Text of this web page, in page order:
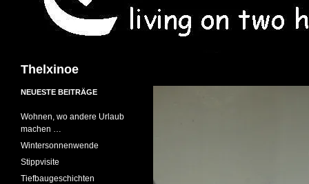
Thelxinoe
NEUESTE BEITRÄGE
Wohnen, wo andere Urlaub
machen …
Wintersonnenwende
Stippvisite
Tiefbaugeschichten